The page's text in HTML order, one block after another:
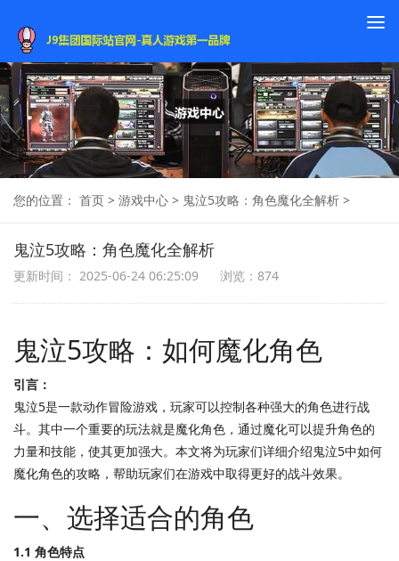
您的位置： 首页 > 游戏中心 > 鬼泣5攻略：角色魔化全解析 >
鬼泣5攻略：角色魔化全解析
更新时间： 2025-06-24 06:25:09 浏览：874
鬼泣5攻略：如何魔化角色
引言：
鬼泣5是一款动作冒险游戏，玩家可以控制各种强大的角色进行战
斗。其中一个重要的玩法就是魔化角色，通过魔化可以提升角色的
力量和技能，使其更加强大。本文将为玩家们详细介绍鬼泣5中如何
魔化角色的攻略，帮助玩家们在游戏中取得更好的战斗效果。
一、选择适合的角色
1.1 角色特点